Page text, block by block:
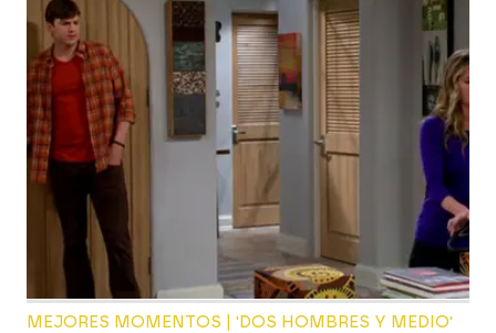
MEJORES MOMENTOS | 'DOS HOMBRES Y MEDIO'